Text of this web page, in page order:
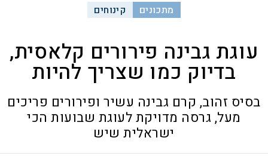
מתכונים קינוחים
עוגת גבינה פירורים קלאסית,
בדיוק כמו שצריך להיות
בסיס זהוב, קרם גבינה עשיר ופירורים פריכים
מעל, גרסה מדויקת לעוגת שבועות הכי
ישראלית שיש